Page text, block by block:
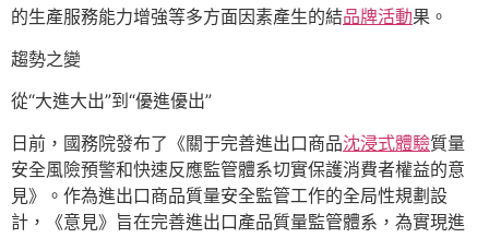
的生產服務能力增強等多方面因素產生的結品牌活動果。
趨勢之變
從“大進大出”到“優進優出”
日前，國務院發布了《關于完善進出口商品沈浸式體驗質量
安全風險預警和快速反應監管體系切實保護消費者權益的意
見》。作為進出口商品質量安全監管工作的全局性規劃設
計，《意見》旨在完善進出口產品質量監管體系，為實現進